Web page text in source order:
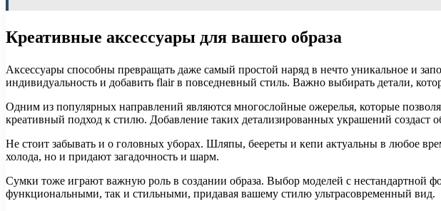
Креативные аксессуары для вашего образа
Аксессуары способны превращать даже самый простой наряд в нечто уникальное и
индивидуальность и добавить flair в повседневный стиль. Важно выбирать детали,
Одним из популярных направлений являются многослойные ожерелья, которые
креативный подход к стилю. Добавление таких детализированных украшений создаст
Не стоит забывать и о головных уборах. Шляпы, беереты и кепи актуальны в любое
холода, но и придают загадочность и шарм.
Сумки тоже играют важную роль в создании образа. Выбор моделей с нестандартной
функциональными, так и стильными, придавая вашему стилю ультрасовременный вид.